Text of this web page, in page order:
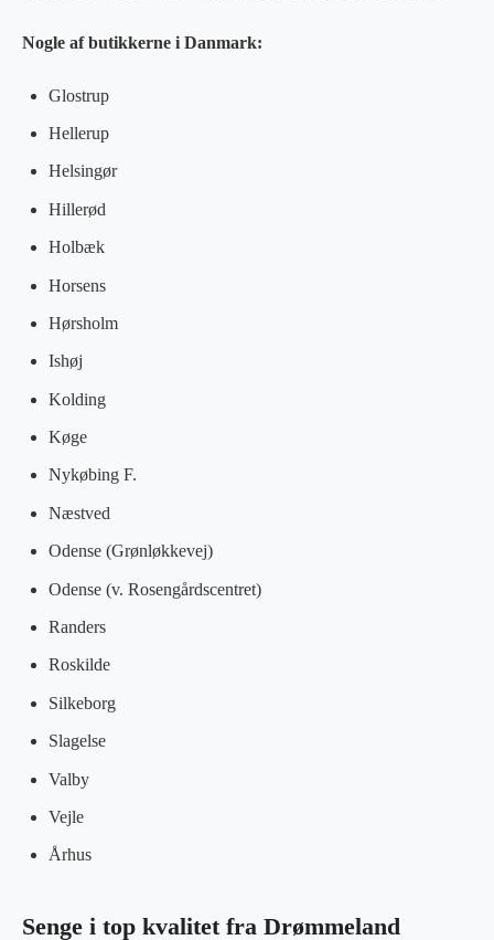
Nogle af butikkerne i Danmark:
Glostrup
Hellerup
Helsingør
Hillerød
Holbæk
Horsens
Hørsholm
Ishøj
Kolding
Køge
Nykøbing F.
Næstved
Odense (Grønløkkevej)
Odense (v. Rosengårdscentret)
Randers
Roskilde
Silkeborg
Slagelse
Valby
Vejle
Århus
Senge i top kvalitet fra Drømmeland